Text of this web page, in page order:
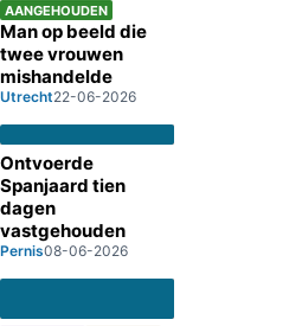
AANGEHOUDEN
Man op beeld die
twee vrouwen
mishandelde
Utrecht22-06-2026
Ontvoerde
Spanjaard tien
dagen
vastgehouden
Pernis08-06-2026